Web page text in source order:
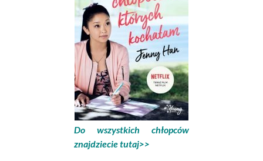
Do wszystkich chłopców
znajdziecie tutaj>>